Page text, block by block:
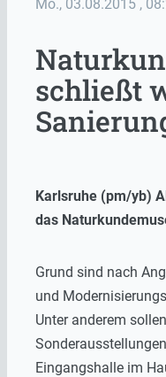
Mo., 03.08.2015 ,
schließt
Karlsruhe (pm/yb)
das
Grund sind nach
und
Unter anderem
Eingangshalle im